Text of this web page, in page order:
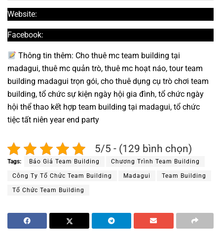
Website:
Facebook:
Thông tin thêm: Cho thuê mc team building tại
madagui, thuê mc quản trò, thuê mc hoạt náo, tour team
building madagui trọn gói, cho thuê dụng cụ trò chơi team
building, tổ chức sự kiện ngày hội gia đình, tổ chức ngày
hội thể thao kết hợp team building tại madagui, tổ chức
tiệc tất niên year end party
5/5 - (129 bình chọn)
Tags: Báo Giá Team Building Chương Trình Team Building
Công Ty Tổ Chức Team Building Madagui Team Building
Tổ Chức Team Building